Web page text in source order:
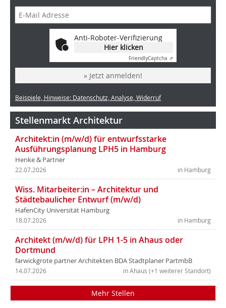
Anti-Roboter-Verifizierung
Hier klicken
FriendlyCaptcha ⇗
» Jetzt anmelden!
Beispiele, Hinweise: Datenschutz, Analyse, Widerruf
Stellenmarkt Architektur
Architekt:in (m/w/d) für entwurfsstarke
Ausführungsplanung LPH5 in Hamburg
Henke & Partner
in Hamburg
22.07.2026
Wiss. Mitarbeiter:in – Architektur und
Städtebaulicher Entwurf (m/w/d)
HafenCity Universität Hamburg
in Hamburg
18.07.2026
Architekt (m/w/d) für LPH 1-5 in Ahaus oder
Dortmund
farwickgrote partner Architekten BDA Stadtplaner PartmbB
in Ahaus (+1 weiterer Standort)
14.07.2026
Mehr Stellen